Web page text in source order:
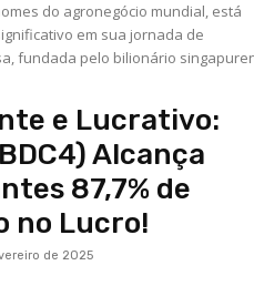
do agronegócio mundial, está
em sua jornada de
fundada pelo bilionário
e Lucrativo:
Alcança
87,7% de
no Lucro!
de 2025